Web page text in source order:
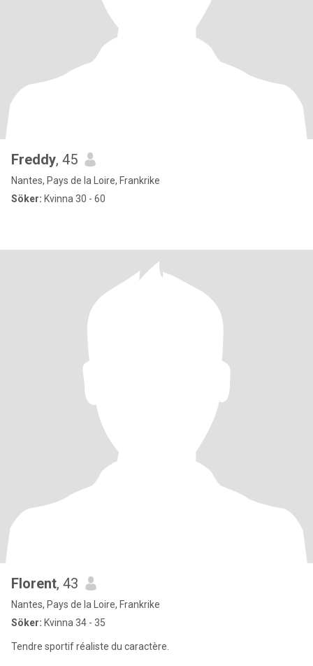
Freddy, 45
Nantes, Pays de la Loire, Frankrike
Söker: Kvinna 30 - 60
Florent, 43
Nantes, Pays de la Loire, Frankrike
Söker: Kvinna 34 - 35
Tendre sportif réaliste du caractère.